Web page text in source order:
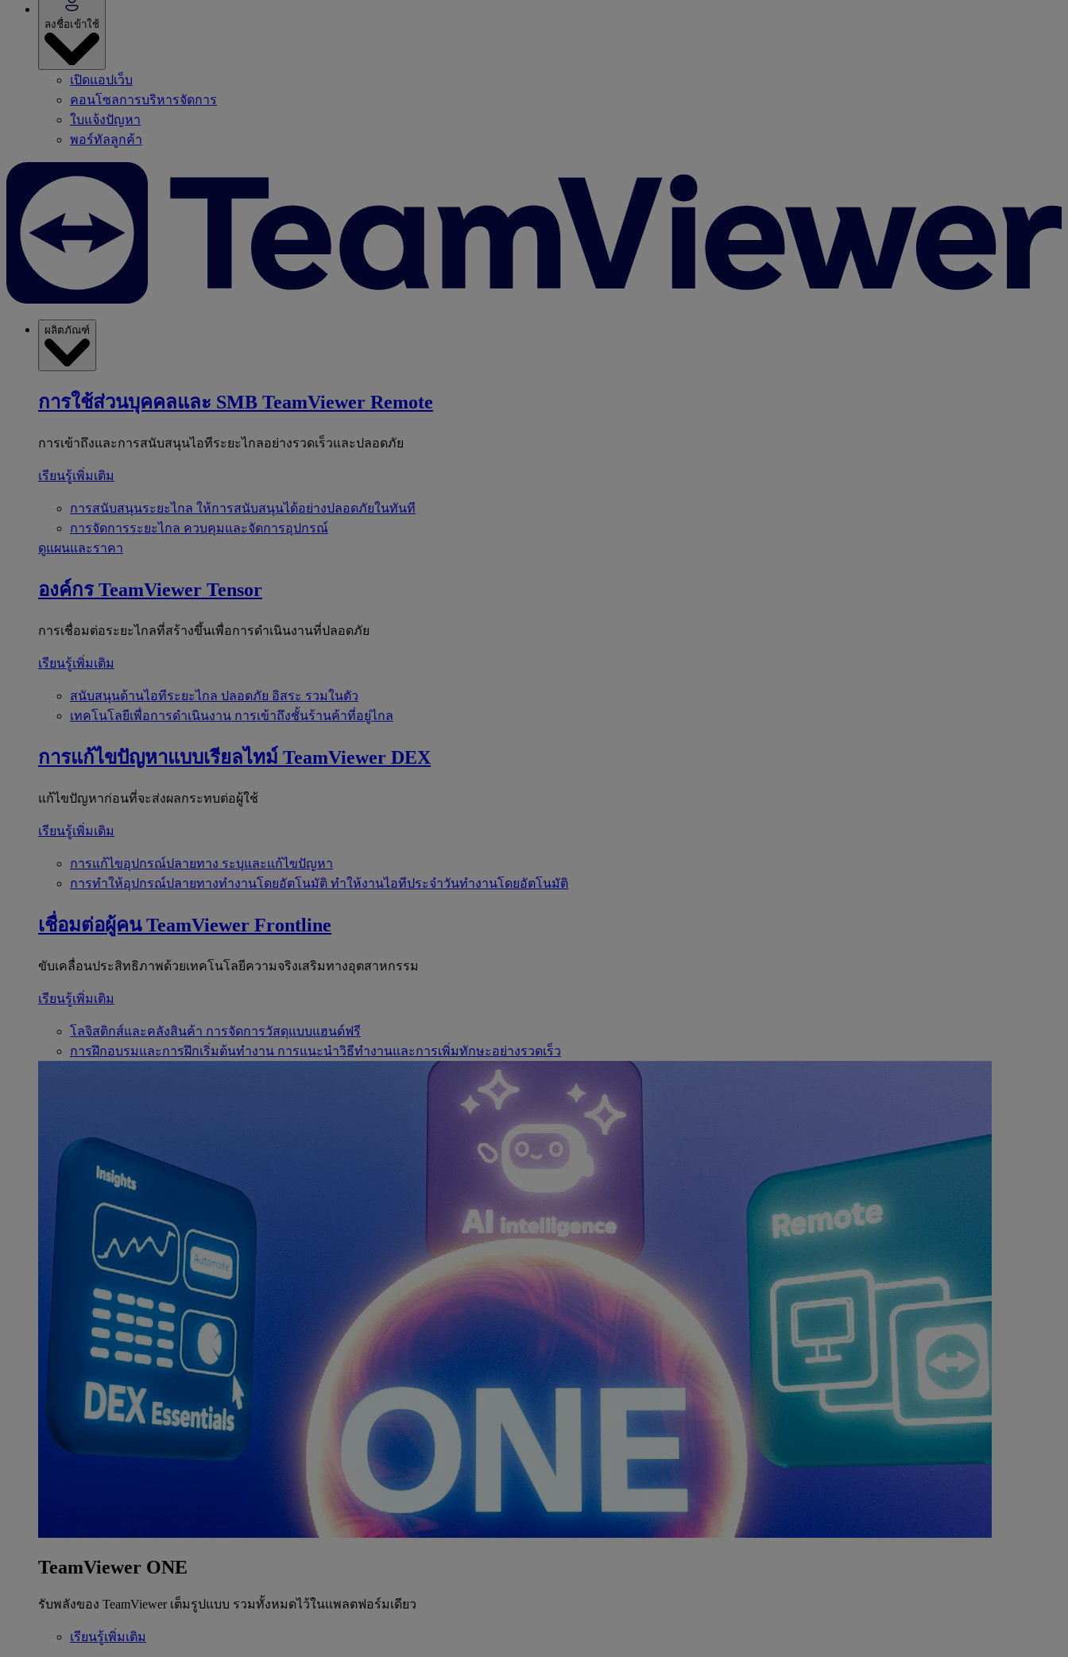
ลงชื่อเข้าใช้
เปิดแอปเว็บ
คอนโซลการบริหารจัดการ
ใบแจ้งปัญหา
พอร์ทัลลูกค้า
ผลิตภัณฑ์
การใช้ส่วนบุคคลและ SMB TeamViewer Remote
การเข้าถึงและการสนับสนุนไอทีระยะไกลอย่างรวดเร็วและปลอดภัย
เรียนรู้เพิ่มเติม
การสนับสนุนระยะไกล ให้การสนับสนุนได้อย่างปลอดภัยในทันที
การจัดการระยะไกล ควบคุมและจัดการอุปกรณ์
ดูแผนและราคา
องค์กร TeamViewer Tensor
การเชื่อมต่อระยะไกลที่สร้างขึ้นเพื่อการดำเนินงานที่ปลอดภัย
เรียนรู้เพิ่มเติม
สนับสนุนด้านไอทีระยะไกล ปลอดภัย อิสระ รวมในตัว
เทคโนโลยีเพื่อการดำเนินงาน การเข้าถึงชั้นร้านค้าที่อยู่ไกล
การแก้ไขปัญหาแบบเรียลไทม์ TeamViewer DEX
แก้ไขปัญหาก่อนที่จะส่งผลกระทบต่อผู้ใช้
เรียนรู้เพิ่มเติม
การแก้ไขอุปกรณ์ปลายทาง ระบุและแก้ไขปัญหา
การทำให้อุปกรณ์ปลายทางทำงานโดยอัตโนมัติ ทำให้งานไอทีประจำวันทำงานโดยอัตโนมัติ
เชื่อมต่อผู้คน TeamViewer Frontline
ขับเคลื่อนประสิทธิภาพด้วยเทคโนโลยีความจริงเสริมทางอุตสาหกรรม
เรียนรู้เพิ่มเติม
โลจิสติกส์และคลังสินค้า การจัดการวัสดุแบบแฮนด์ฟรี
การฝึกอบรมและการฝึกเริ่มต้นทำงาน การแนะนำวิธีทำงานและการเพิ่มทักษะอย่างรวดเร็ว
TeamViewer ONE
รับพลังของ TeamViewer เต็มรูปแบบ รวมทั้งหมดไว้ในแพลตฟอร์มเดียว
เรียนรู้เพิ่มเติม